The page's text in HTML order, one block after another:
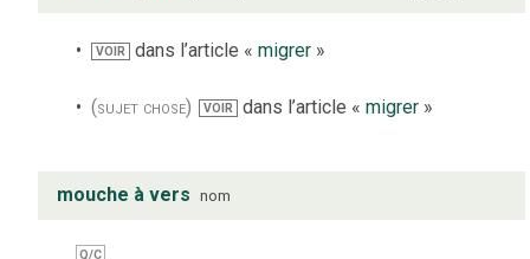
VOIR dans l’article «migrer »
(sujet chose) VOIR dans l’article « migrer»
mouche à vers nom
Q/C